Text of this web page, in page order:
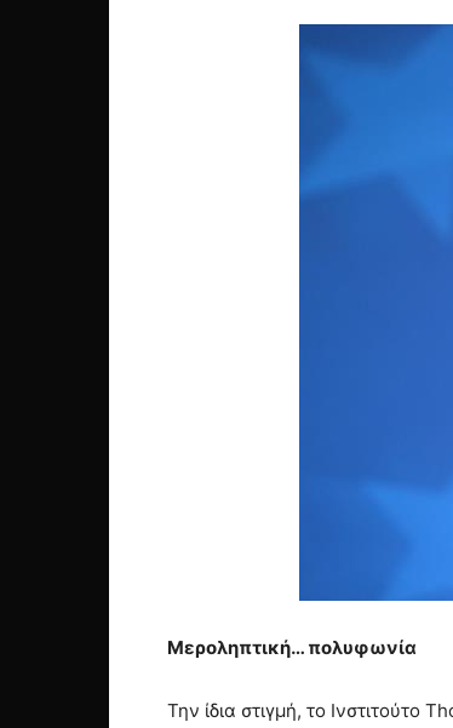
Μεροληπτική… πολυφωνία
Την ίδια στιγμή, το Ινστιτούτο